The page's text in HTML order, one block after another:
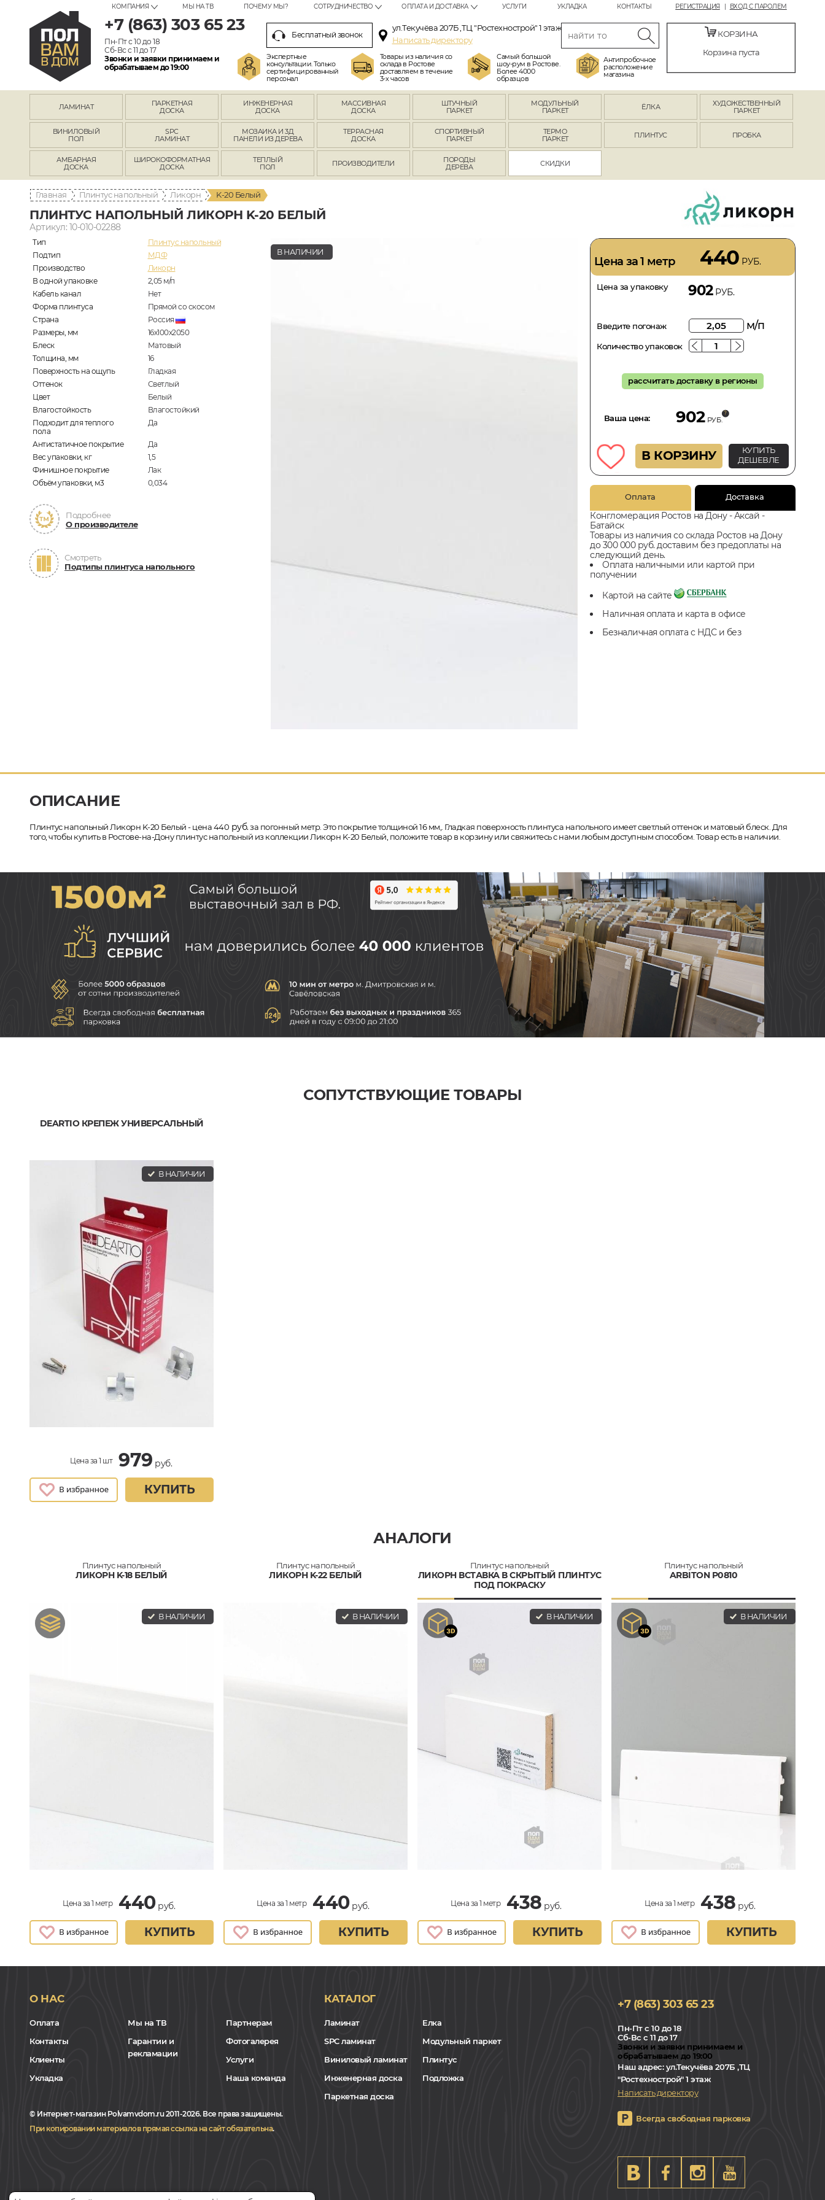
РЕГИСТРАЦИЯ ВХОД С ПАРОЛЕМ
КОМПАНИЯ МЫ НА ТВ ПОЧЕМУ МЫ? СОТРУДНИЧЕСТВО ОПЛАТА И ДОСТАВКА УСЛУГИ УКЛАДКА КОНТАКТЫ
+7 (863) 303 65 23
Пн-Пт с 10 до 18
Сб-Вс с 11 до 17
Звонки и заявки принимаем и
обрабатываем до 19:00
Бесплатный звонок
ул.Текучёва 207Б ,ТЦ "Ростехнострой" 1 этаж
Написать директору
Экспертные
консультации. Только
сертифицированный
персонал
Товары из наличия со
склада в Ростове
доставляем в течение
3-х часов
Самый большой
шоу-рум в Ростове.
Более 4000
образцов
Антипробочное
расположение
магазина
КОРЗИНА
Корзина пуста
ЛАМИНАТ
ПАРКЕТНАЯ
ДОСКА
ИНЖЕНЕРНАЯ
ДОСКА
МАССИВНАЯ
ДОСКА
ШТУЧНЫЙ
ПАРКЕТ
МОДУЛЬНЫЙ
ПАРКЕТ
ЁЛКА
ХУДОЖЕСТВЕННЫЙ
ПАРКЕТ
ВИНИЛОВЫЙ
ПОЛ
SPC
ЛАМИНАТ
МОЗАИКА И 3Д
ПАНЕЛИ ИЗ ДЕРЕВА
ТЕРРАСНАЯ
ДОСКА
СПОРТИВНЫЙ
ПАРКЕТ
ТЕРМО
ПАРКЕТ
ПЛИНТУС ПРОБКА
АМБАРНАЯ
ДОСКА
ШИРОКОФОРМАТНАЯ
ДОСКА
ТЕПЛЫЙ
ПОЛ
ПРОИЗВОДИТЕЛИ
ПОРОДЫ
ДЕРЕВА
СКИДКИ
Главная Плинтус напольный Ликорн K-20 Белый
ПЛИНТУС НАПОЛЬНЫЙ ЛИКОРН K-20 БЕЛЫЙ
Артикул: 10-010-02288
Тип
Плинтус напольный
Подтип
МДФ
Производство
Ликорн
В одной упаковке
2,05 м/п
Кабель канал
Нет
Форма плинтуса
Прямой со скосом
Страна
Россия
Размеры, мм
16х100х2050
Блеск
Матовый
Толщина, мм
16
Поверхность на ощупь
Гладкая
Оттенок
Светлый
Цвет
Белый
Влагостойкость
Влагостойкий
Подходит для теплого
пола
Да
Антистатичное покрытие
Да
Вес упаковки, кг
1,5
Финишное покрытие
Лак
Объём упаковки, м3
0,034
Подробнее
О производителе
Смотреть
Подтипы плинтуса напольного
В НАЛИЧИИ
Цена за 1 метр 440 РУБ.
Цена за упаковку 902РУБ.
Введите погонаж м/п
Количество упаковок
рассчитать доставку в регионы
Ваша цена: 902 РУБ.
В КОРЗИНУ
КУПИТЬ
ДЕШЕВЛЕ
Оплата Доставка
Конгломерация Ростов на Дону - Аксай -
Батайск
Товары из наличия со склада Ростов на Дону
до 300 000 руб. доставим без предоплаты на
следующий день.
Оплата наличными или картой при
получении
Картой на сайте
Наличная оплата и карта в офисе
Безналичная оплата с НДС и без
ОПИСАНИЕ
Плинтус напольный Ликорн K-20 Белый - цена 440 руб.за погонный метр. Это покрытие толщиной 16 мм,. Гладкая поверхность плинтуса напольного имеет светлый оттенок и матовый блеск. Для
того, чтобы купить в Ростове-на-Дону плинтус напольный из коллекции Ликорн K-20 Белый, положите товар в корзину или свяжитесь с нами любым доступным способом. Товар есть в наличии.
СОПУТСТВУЮЩИЕ ТОВАРЫ
DEARTIO КРЕПЕЖ УНИВЕРСАЛЬНЫЙ
В НАЛИЧИИ
Цена за 1 шт 979 руб.
КУПИТЬ
АНАЛОГИ
Плинтус напольный
ЛИКОРН K-18 БЕЛЫЙ
В НАЛИЧИИ
Цена за 1 метр 440руб.
КУПИТЬ
Плинтус напольный
ЛИКОРН K-22 БЕЛЫЙ
В НАЛИЧИИ
Цена за 1 метр 440руб.
КУПИТЬ
Плинтус напольный
ЛИКОРН ВСТАВКА В СКРЫТЫЙ ПЛИНТУС
ПОД ПОКРАСКУ
В НАЛИЧИИ
Цена за 1 метр 438 руб.
КУПИТЬ
Плинтус напольный
ARBITON P0810
В НАЛИЧИИ
Цена за 1 метр 438 руб.
КУПИТЬ
О НАС
Оплата
Контакты
Клиенты
Укладка
Мы на ТВ
Гарантии и
рекламации
Партнерам
Фотогалерея
Услуги
Наша команда
КАТАЛОГ
Ламинат
SPC ламинат
Виниловый ламинат
Инженерная доска
Паркетная доска
Елка
Модульный паркет
Плинтус
Подложка
+7 (863) 303 65 23
Пн-Пт с 10 до 18
Сб-Вс с 11 до 17
Звонки и заявки принимаем и
обрабатываем до 19:00
Наш адрес:ул.Текучёва 207Б ,ТЦ
"Ростехнострой" 1 этаж
Написать директору
Всегда свободная парковка
© Интернет-магазин Polvamvdom.ru 2011-2026. Все права защищены.
При копировании материалов прямая ссылка на сайт обязательна.